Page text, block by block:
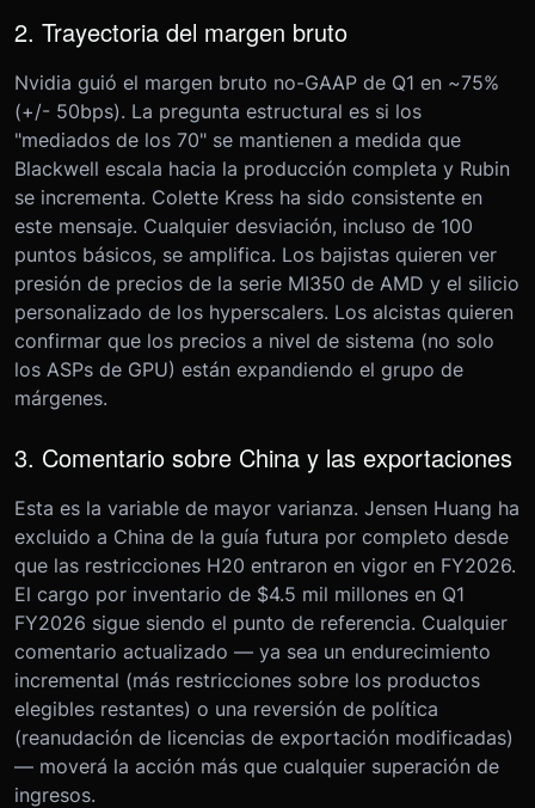
2. Trayectoria del margen bruto
Nvidia guió el margen bruto no-GAAP de Q1 en ~75%
(+/- 50bps). La pregunta estructural es si los
"mediados de los 70" se mantienen a medida que
Blackwell escala hacia la producción completa y Rubin
se incrementa. Colette Kress ha sido consistente en
este mensaje. Cualquier desviación, incluso de 100
puntos básicos, se amplifica. Los bajistas quieren ver
presión de precios de la serie MI350 de AMD y el silicio
personalizado de los hyperscalers. Los alcistas quieren
confirmar que los precios a nivel de sistema (no solo
los ASPs de GPU) están expandiendo el grupo de
márgenes.
3. Comentario sobre China y las exportaciones
Esta es la variable de mayor varianza. Jensen Huang ha
excluido a China de la guía futura por completo desde
que las restricciones H20 entraron en vigor en FY2026.
El cargo por inventario de $4.5 mil millones en Q1
FY2026 sigue siendo el punto de referencia. Cualquier
comentario actualizado — ya sea un endurecimiento
incremental (más restricciones sobre los productos
elegibles restantes) o una reversión de política
(reanudación de licencias de exportación modificadas)
— moverá la acción más que cualquier superación de
ingresos.